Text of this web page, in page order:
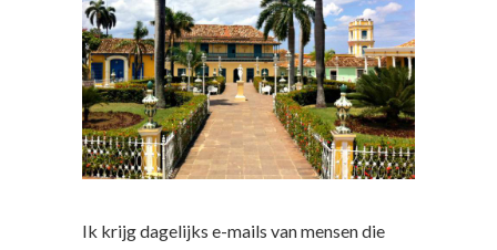
Ik krijg dagelijks e-mails van mensen die